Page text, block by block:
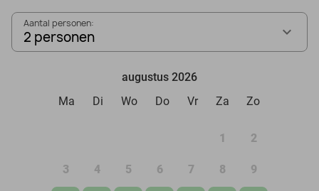
Aantal personen:
2 personen
augustus 2026
Ma
Di Wo Do Vr Za Zo
1 2
3 4 5 6 7 8 9